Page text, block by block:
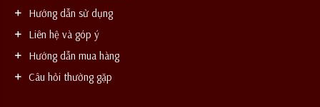
Hướng dẫn sử dụng
Liên hệ và góp ý
Hướng dẫn mua hàng
Câu hỏi thường gặp